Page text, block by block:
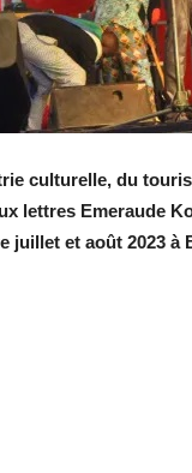
culturelle, du
lettres Emeraude
juillet et août 2023 à